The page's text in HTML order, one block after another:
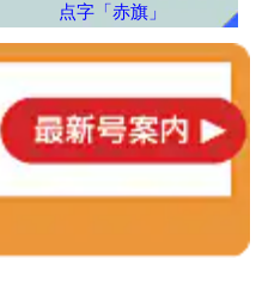
点字「赤旗」